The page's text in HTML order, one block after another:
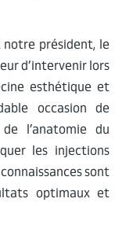
président, le
d’intervenir lors
esthétique et
occasion de
l’anatomie du
les injections
sont
optimaux et